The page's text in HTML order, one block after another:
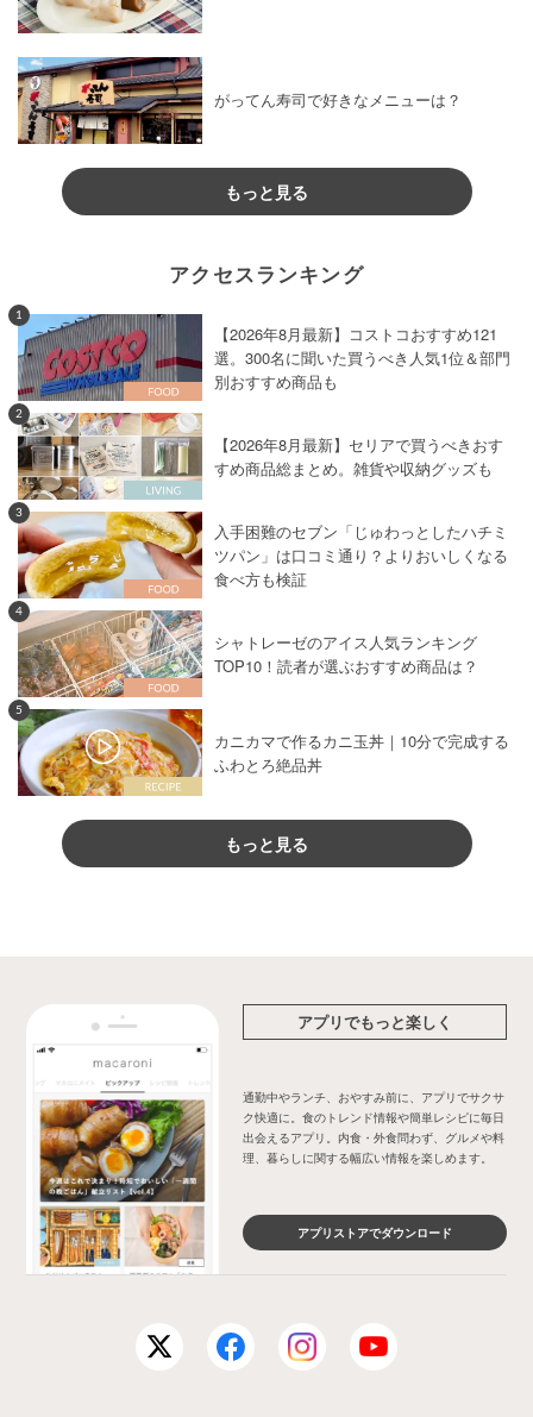
がってん寿司で好きなメニューは？
もっと見る
アクセスランキング
1
【2026年8月最新】コストコおすすめ121
選。300名に聞いた買うべき人気1位＆部門
別おすすめ商品も
2
【2026年8月最新】セリアで買うべきおす
すめ商品総まとめ。雑貨や収納グッズも
3
入手困難のセブン「じゅわっとしたハチミ
ツパン」は口コミ通り？よりおいしくなる
食べ方も検証
4
シャトレーゼのアイス人気ランキング
TOP10！読者が選ぶおすすめ商品は？
5
カニカマで作るカニ玉丼｜10分で完成する
ふわとろ絶品丼
もっと見る
アプリでもっと楽しく
通勤中やランチ、おやすみ前に、アプリでサクサ
ク快適に。食のトレンド情報や簡単レシピに毎日
出会えるアプリ。内食・外食問わず、グルメや料
理、暮らしに関する幅広い情報を楽しめます。
アプリストアでダウンロード